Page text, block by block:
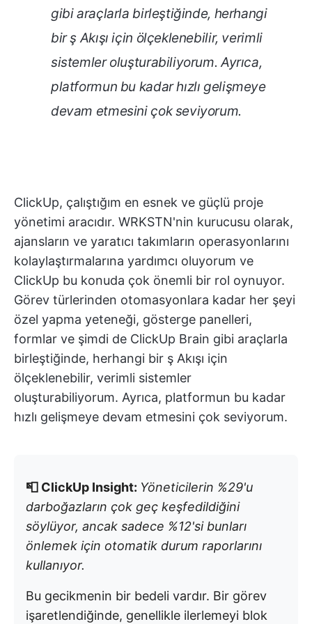
gibi araçlarla birleştiğinde, herhangi
bir ş Akışı için ölçeklenebilir, verimli
sistemler oluşturabiliyorum. Ayrıca,
platformun bu kadar hızlı gelişmeye
devam etmesini çok seviyorum.
ClickUp, çalıştığım en esnek ve güçlü proje
yönetimi aracıdır. WRKSTN'nin kurucusu olarak,
ajansların ve yaratıcı takımların operasyonlarını
kolaylaştırmalarına yardımcı oluyorum ve
ClickUp bu konuda çok önemli bir rol oynuyor.
Görev türlerinden otomasyonlara kadar her şeyi
özel yapma yeteneği, gösterge panelleri,
formlar ve şimdi de ClickUp Brain gibi araçlarla
birleştiğinde, herhangi bir ş Akışı için
ölçeklenebilir, verimli sistemler
oluşturabiliyorum. Ayrıca, platformun bu kadar
hızlı gelişmeye devam etmesini çok seviyorum.
📮 ClickUp Insight: Yöneticilerin %29'u
darboğazların çok geç keşfedildiğini
söylüyor, ancak sadece %12'si bunları
önlemek için otomatik durum raporlarını
kullanıyor.
Bu gecikmenin bir bedeli vardır. Bir görev
işaretlendiğinde, genellikle ilerlemeyi blok